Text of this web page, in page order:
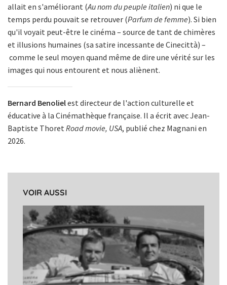
allait en s'améliorant (Au nom du peuple italien) ni que le
temps perdu pouvait se retrouver (Parfum de femme). Si bien
qu'il voyait peut-être le cinéma – source de tant de chimères
et illusions humaines (sa satire incessante de Cinecittà) –
comme le seul moyen quand même de dire une vérité sur les
images qui nous entourent et nous aliènent.
Bernard Benolielest directeur de l'action culturelle et
éducative à la Cinémathèque française. Il a écrit avec Jean-
Baptiste ThoretRoad movie, USA, publié chez Magnani en
2026.
VOIR AUSSI